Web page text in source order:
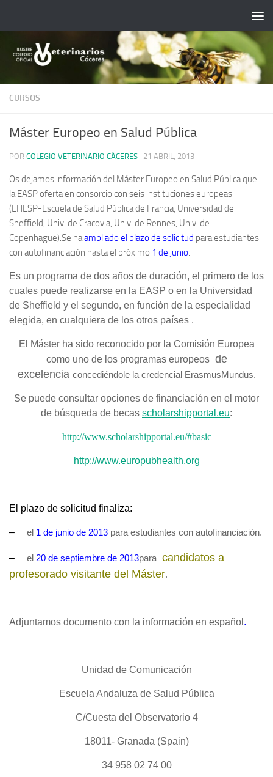
CURSOS
Máster Europeo en Salud Pública
POR COLEGIO VETERINARIO CÁCERES · 21 ABRIL, 2013
Os dejamos información del Máster Europeo en Salud Pública que
la EASP oferta en consorcio con seis instituciones europeas
(EHESP-Escuela de Salud Pública de Francia, Universidad de
Sheffield, Univ. de Cracovia, Univ. de Rennes, Univ. de
Copenhague).Se haampliado el plazo de solicitud para estudiantes
con autofinanciación hasta el próximo 1 de junio.
Es un programa de dos años de duración, el primero de los
cuales puede realizarse en la EASP o en la Universidad
de Sheffield y el segundo, en función de la especialidad
elegida, en cualquiera de los otros países .
El Máster ha sido reconocido por la Comisión Europea
como uno de los programas europeos de
excelencia concediéndole la credencial ErasmusMundus.
Se puede consultar opciones de financiación en el motor
de búsqueda de becas scholarshipportal.eu:
http://www.scholarshipportal.eu/#basic
http://www.europubhealth.org
El plazo de solicitud finaliza:
– el 1 de junio de 2013 para estudiantes con autofinanciación.
– el 20 de septiembre de 2013para candidatos a
profesorado visitante del Máster.
Adjuntamos documento con la información en español .
Unidad de Comunicación
Escuela Andaluza de Salud Pública
C/Cuesta del Observatorio 4
18011- Granada (Spain)
34 958 02 74 00